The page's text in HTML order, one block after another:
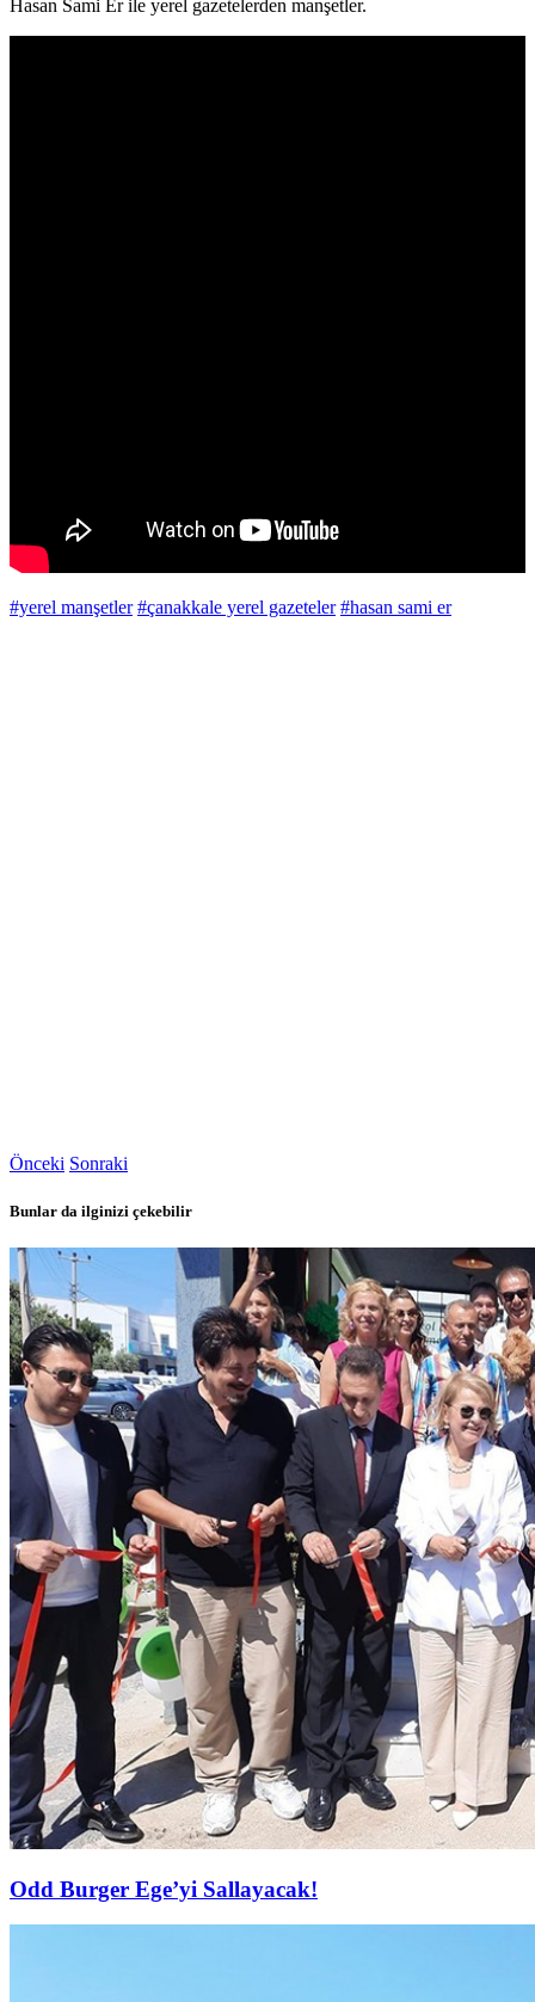
Hasan Sami Er ile yerel gazetelerden manşetler.
#yerel manşetler #çanakkale yerel gazeteler #hasan sami er
Önceki Sonraki
Bunlar da ilginizi çekebilir
Odd Burger Ege’yi Sallayacak!